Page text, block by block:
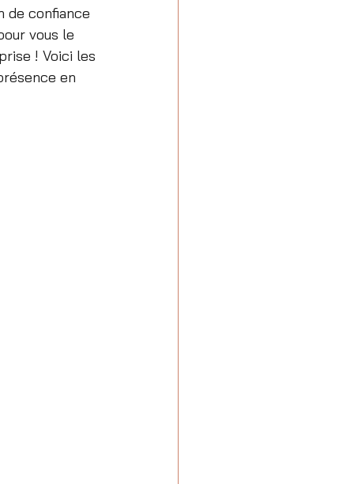
de confiance
vous le
! Voici les
en